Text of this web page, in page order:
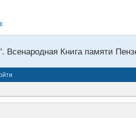
Всенародная Книга памяти